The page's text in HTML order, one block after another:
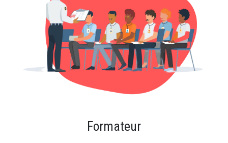
Formateur